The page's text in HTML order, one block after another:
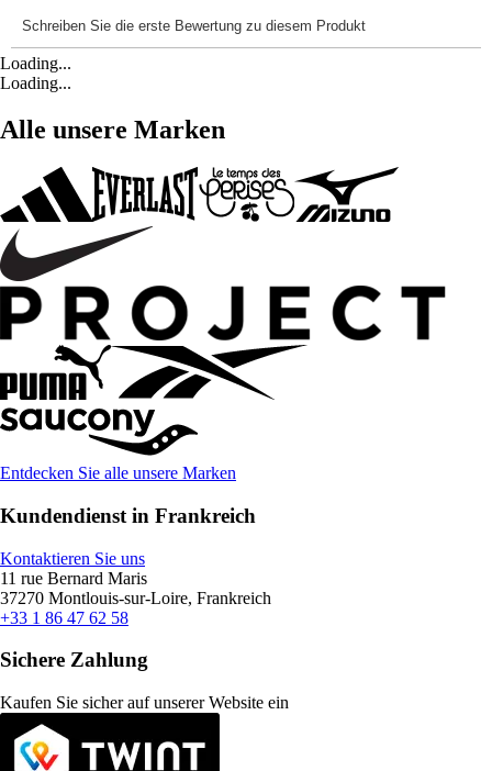
Loading...
Loading...
Alle unsere Marken
Entdecken Sie alle unsere Marken
Kundendienst in Frankreich
Kontaktieren Sie uns
11 rue Bernard Maris
37270 Montlouis-sur-Loire, Frankreich
+33 1 86 47 62 58
Sichere Zahlung
Kaufen Sie sicher auf unserer Website ein